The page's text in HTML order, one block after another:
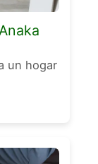
un hogar